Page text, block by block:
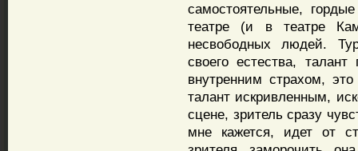
самостоятельные,
театре (и в театре
несвободных людей.
своего естества,
внутренним страхом,
талант искривленным,
сцене, зритель сразу
мне кажется, идет от